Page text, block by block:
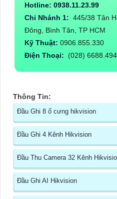
Hotline: 0938.11.23.99
Chi Nhánh 1: 445/38 Tân
Đông, Bình Tân, TP HCM
Kỹ Thuật: 0906.855.330
Điện Thoại: (028)
Thông Tin:
Đầu Ghi 8 ổ cưng hikvision
Đầu Ghi 4 Kênh Hikvision
Đầu Thu Camera 32 Kênh
Đầu Ghi AI Hikvision